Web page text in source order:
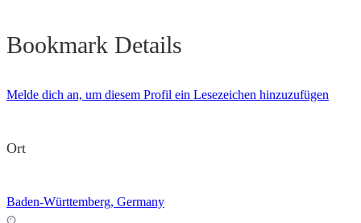
Bookmark Details
Melde dich an, um diesem Profil ein Lesezeichen hinzuzufügen
Ort
Baden-Württemberg, Germany